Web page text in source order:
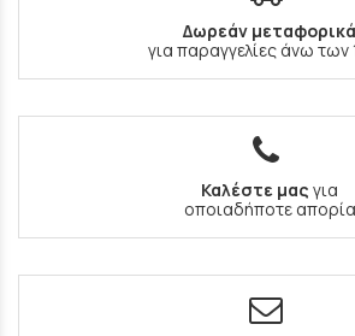
Δωρεάν μεταφορικά
για παραγγελίες άνω των
Καλέστε μας για
οποιαδήποτε απορία